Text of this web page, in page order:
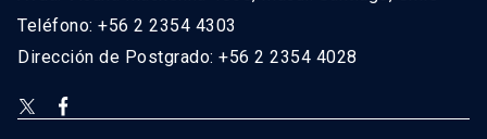
Teléfono: +56 2 2354 4303
Dirección de Postgrado: +56 2 2354 4028